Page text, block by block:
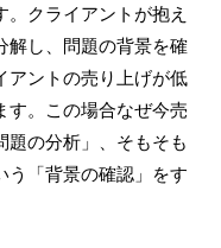
クライアントが抱え
解し、問題の背景を確
アントの売り上げが低
す。この場合なぜ今売
題の分析」、そもそも
う「背景の確認」をす